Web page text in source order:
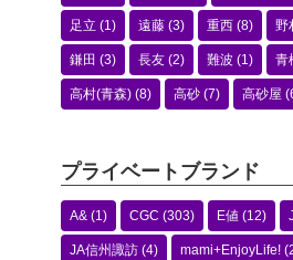
足立 (1) 遠藤 (3) 重西 (8) 野
鎌田 (3) 長友 (2) 難波 (1) 青
高村(青森) (8) 高砂 (7) 高砂屋
プライベートブランド
A& (1) CGC (303) E値 (12)
JA信州諏訪 (4) mami+EnjoyLife!